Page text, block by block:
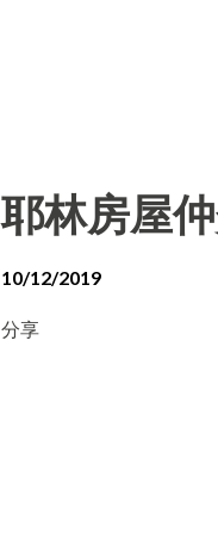
耶林房屋
10/12/2019
分享